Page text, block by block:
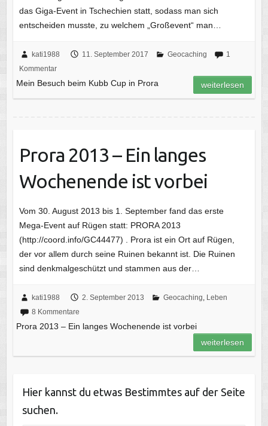
das Giga-Event in Tschechien statt, sodass man sich
entscheiden musste, zu welchem „Großevent“ man…
kati1988 11. September 2017 Geocaching
1
Kommentar
Mein Besuch beim Kubb Cup in Prora weiterlesen
Prora 2013 – Ein langes
Wochenende ist vorbei
Vom 30. August 2013 bis 1. September fand das erste
Mega-Event auf Rügen statt: PRORA 2013
(http://coord.info/GC44477) . Prora ist ein Ort auf Rügen,
der vor allem durch seine Ruinen bekannt ist. Die Ruinen
sind denkmalgeschützt und stammen aus der…
kati1988 2. September 2013 Geocaching Leben
8 Kommentare
Prora 2013 – Ein langes Wochenende ist vorbei
weiterlesen
Hier kannst du etwas Bestimmtes auf der Seite
suchen.